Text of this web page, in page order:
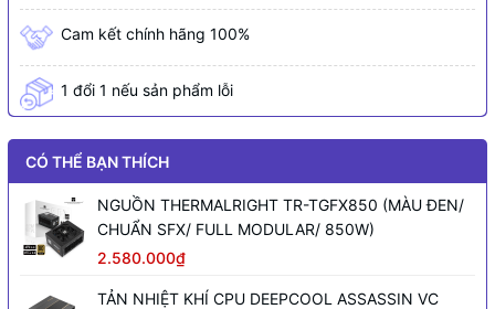
Cam kết chính hãng 100%
1 đổi 1 nếu sản phẩm lỗi
CÓ THỂ BẠN THÍCH
NGUỒN THERMALRIGHT TR-TGFX850 (MÀU ĐEN/
CHUẨN SFX/ FULL MODULAR/ 850W)
2.580.000₫
TẢN NHIỆT KHÍ CPU DEEPCOOL ASSASSIN VC